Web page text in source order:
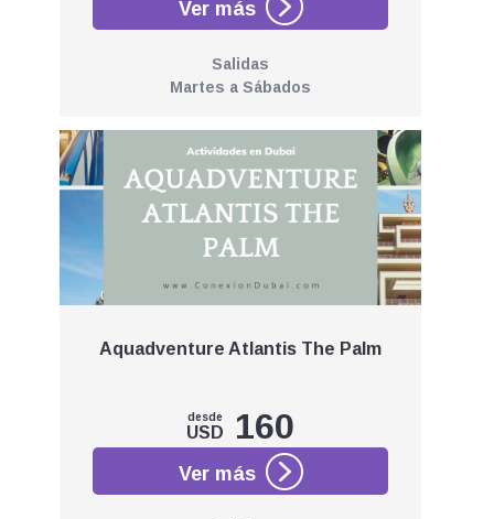
Salidas
Martes a Sábados
Aquadventure Atlantis The Palm
desde
USD 160